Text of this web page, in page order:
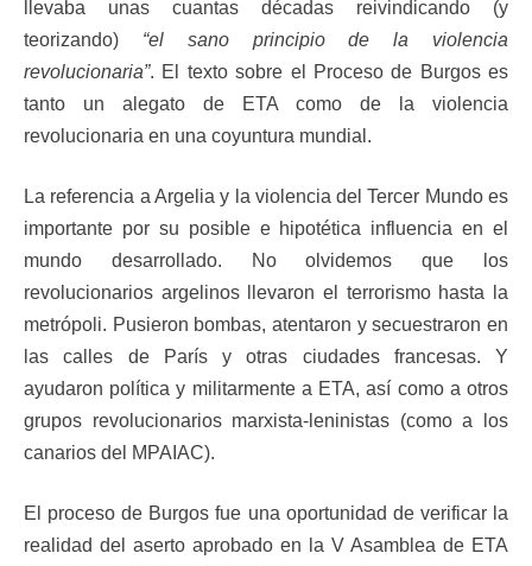
llevaba unas cuantas décadas reivindicando (y
teorizando) “el sano principio de la violencia
revolucionaria”. El texto sobre el Proceso de Burgos es
tanto un alegato de ETA como de la violencia
revolucionaria en una coyuntura mundial.
La referencia a Argelia y la violencia del Tercer Mundo es
importante por su posible e hipotética influencia en el
mundo desarrollado. No olvidemos que los
revolucionarios argelinos llevaron el terrorismo hasta la
metrópoli. Pusieron bombas, atentaron y secuestraron en
las calles de París y otras ciudades francesas. Y
ayudaron política y militarmente a ETA, así como a otros
grupos revolucionarios marxista-leninistas (como a los
canarios del MPAIAC).
El proceso de Burgos fue una oportunidad de verificar la
realidad del aserto aprobado en la V Asamblea de ETA